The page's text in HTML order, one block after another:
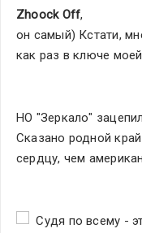
Zhoock Off,
он самый) Кстати,
как раз в ключе
НО "Зеркало"
Сказано родной
сердцу, чем
Судя по всему -